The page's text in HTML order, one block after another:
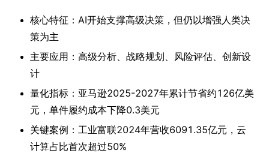
核心特征：AI开始支撑高级决策，但仍以增强人类决
策为主
主要应用：高级分析、战略规划、风险评估、创新设
计
量化指标：亚马逊2025-2027年累计节省约126亿美
元，单件履约成本下降0.3美元
关键案例：工业富联2024年营收6091.35亿元，云
计算占比首次超过50%